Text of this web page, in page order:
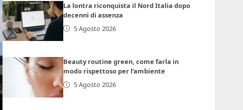
La lontra riconquista il Nord Italia dopo
decenni di assenza
5 Agosto 2026
Beauty routine green, come farla in
modo rispettoso per l’ambiente
5 Agosto 2026